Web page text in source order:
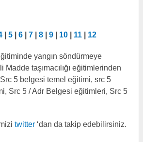
|5 |6 |7 |8 |9 10 11 12
yangın söndürmeye
Madde taşımacılığı eğitimlerinden
5 belgesi temel eğitimi, src 5
Src 5 / Adr Belgesi eğitimleri, Src 5
twitter ‘dan da takip edebilirsiniz.